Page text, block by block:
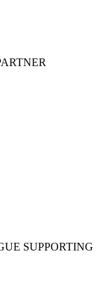
SUPPORTING